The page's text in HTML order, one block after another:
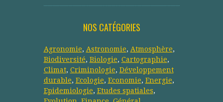
NOS CATÉGORIES
Agronomie, Astronomie, Atmosphère,
Biodiversité, Biologie, Cartographie,
Climat, Criminologie, Développement
durable, Ecologie, Economie, Energie,
Epidemiologie, Etudes spatiales,